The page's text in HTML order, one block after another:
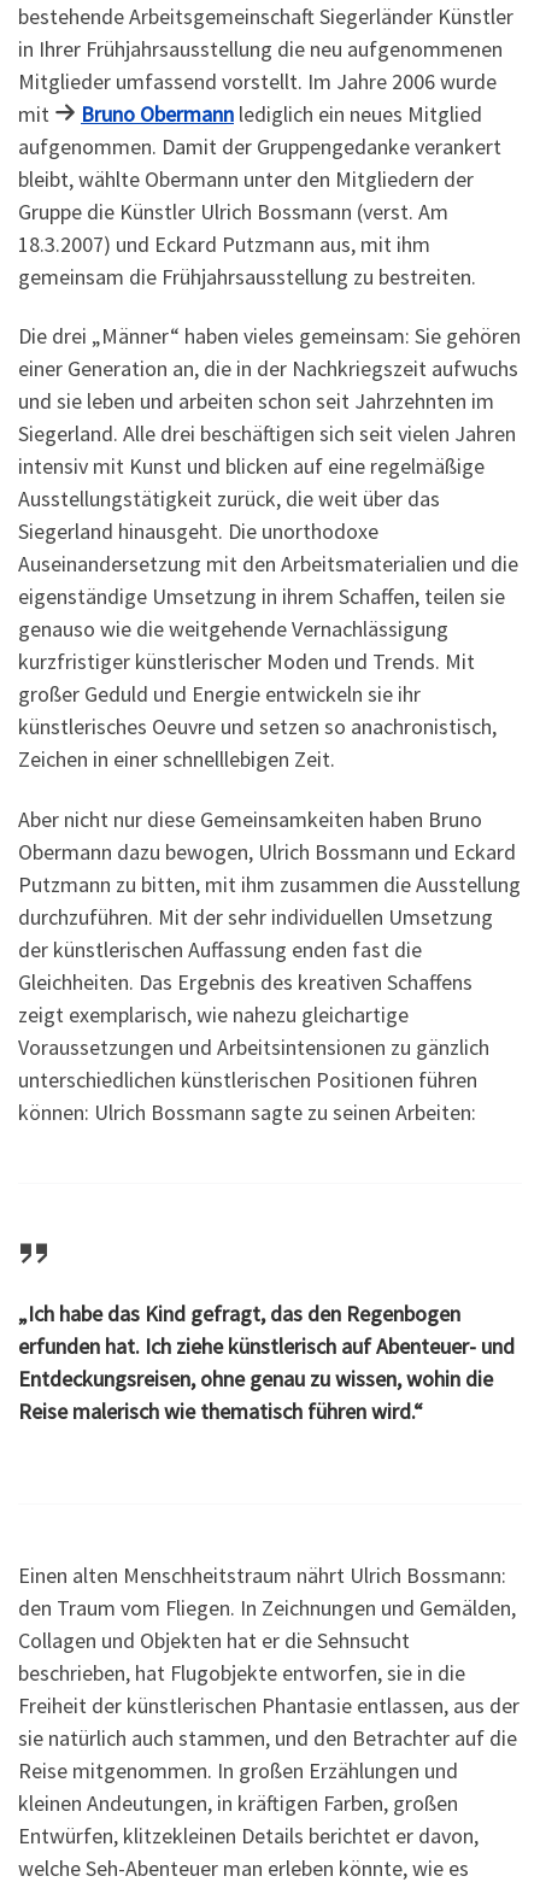
bestehende Arbeitsgemeinschaft Siegerländer Künstler
in Ihrer Frühjahrsausstellung die neu aufgenommenen
Mitglieder umfassend vorstellt. Im Jahre 2006 wurde
mit
Bruno Obermann lediglich ein neues Mitglied
aufgenommen. Damit der Gruppengedanke verankert
bleibt, wählte Obermann unter den Mitgliedern der
Gruppe die Künstler Ulrich Bossmann (verst. Am
18.3.2007) und Eckard Putzmann aus, mit ihm
gemeinsam die Frühjahrsausstellung zu bestreiten.
Die drei „Männer“ haben vieles gemeinsam: Sie gehören
einer Generation an, die in der Nachkriegszeit aufwuchs
und sie leben und arbeiten schon seit Jahrzehnten im
Siegerland. Alle drei beschäftigen sich seit vielen Jahren
intensiv mit Kunst und blicken auf eine regelmäßige
Ausstellungstätigkeit zurück, die weit über das
Siegerland hinausgeht. Die unorthodoxe
Auseinandersetzung mit den Arbeitsmaterialien und die
eigenständige Umsetzung in ihrem Schaffen, teilen sie
genauso wie die weitgehende Vernachlässigung
kurzfristiger künstlerischer Moden und Trends. Mit
großer Geduld und Energie entwickeln sie ihr
künstlerisches Oeuvre und setzen so anachronistisch,
Zeichen in einer schnelllebigen Zeit.
Aber nicht nur diese Gemeinsamkeiten haben Bruno
Obermann dazu bewogen, Ulrich Bossmann und Eckard
Putzmann zu bitten, mit ihm zusammen die Ausstellung
durchzuführen. Mit der sehr individuellen Umsetzung
der künstlerischen Auffassung enden fast die
Gleichheiten. Das Ergebnis des kreativen Schaffens
zeigt exemplarisch, wie nahezu gleichartige
Voraussetzungen und Arbeitsintensionen zu gänzlich
unterschiedlichen künstlerischen Positionen führen
können: Ulrich Bossmann sagte zu seinen Arbeiten:
„Ich habe das Kind gefragt, das den Regenbogen
erfunden hat. Ich ziehe künstlerisch auf Abenteuer- und
Entdeckungsreisen, ohne genau zu wissen, wohin die
Reise malerisch wie thematisch führen wird.“
Einen alten Menschheitstraum nährt Ulrich Bossmann:
den Traum vom Fliegen. In Zeichnungen und Gemälden,
Collagen und Objekten hat er die Sehnsucht
beschrieben, hat Flugobjekte entworfen, sie in die
Freiheit der künstlerischen Phantasie entlassen, aus der
sie natürlich auch stammen, und den Betrachter auf die
Reise mitgenommen. In großen Erzählungen und
kleinen Andeutungen, in kräftigen Farben, großen
Entwürfen, klitzekleinen Details berichtet er davon,
welche Seh-Abenteuer man erleben könnte, wie es